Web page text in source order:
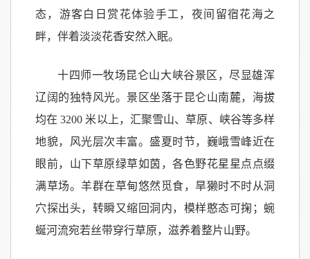
态，游客白日赏花体验手工，夜间留宿花海之
畔，伴着淡淡花香安然入眠。
十四师一牧场昆仑山大峡谷景区，尽显雄浑
辽阔的独特风光。景区坐落于昆仑山南麓，海拔
均在 3200 米以上，汇聚雪山、草原、峡谷等多样
地貌，风光层次丰富。盛夏时节，巍峨雪峰近在
眼前，山下草原绿草如茵，各色野花星星点点缀
满草场。羊群在草甸悠然觅食，旱獭时不时从洞
穴探出头，转瞬又缩回洞内，模样憨态可掬；蜿
蜒河流宛若丝带穿行草原，滋养着整片山野。